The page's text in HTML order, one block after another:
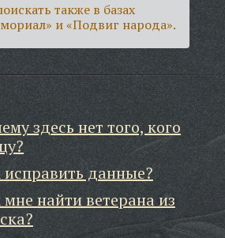
также в базах
и «Подвиг народа».
здесь нет того, кого
исправить данные?
найти ветерана из